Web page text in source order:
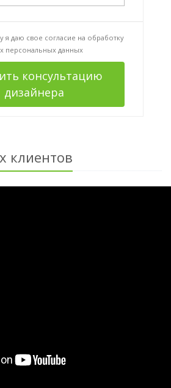
я даю свое согласие на обработку
персональных данных
консультацию
дизайнера
клиентов